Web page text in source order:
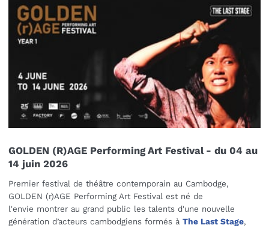
GOLDEN (R)AGE Performing Art Festival - du 04 au
14 juin 2026
Premier festival de théâtre contemporain au Cambodge,
GOLDEN (r)AGE Performing Art Festival est né de
l'envie montrer au grand public les talents d'une nouvelle
génération d’acteurs cambodgiens formés à The Last Stage,